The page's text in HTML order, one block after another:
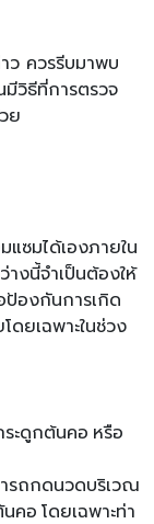
ว ควรรีบมาพบ
วิธีที่การตรวจ
ย
ซมได้เองภายใน
งนี้จำเป็นต้องให้
ป้องกันการเกิด
ดยเฉพาะในช่วง
ะดูกต้นคอ หรือ
รถกดนวดบริเวณ
คอ โดยเฉพาะท่า